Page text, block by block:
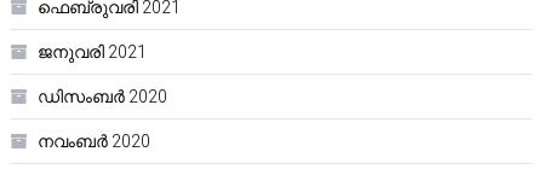
ഫെബ്രുവരി 2021
ജനുവരി 2021
ഡിസംബർ 2020
നവംബർ 2020